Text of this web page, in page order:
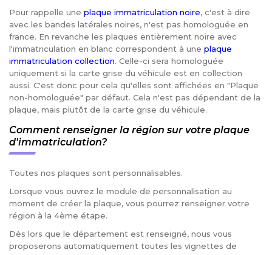
Pour rappelle une plaque immatriculation noire, c'est à dire
avec les bandes latérales noires, n'est pas homologuée en
france. En revanche les plaques entièrement noire avec
l'immatriculation en blanc correspondent à une plaque
immatriculation collection. Celle-ci sera homologuée
uniquement si la carte grise du véhicule est en collection
aussi. C'est donc pour cela qu'elles sont affichées en "Plaque
non-homologuée" par défaut. Cela n'est pas dépendant de la
plaque, mais plutôt de la carte grise du véhicule.
Comment renseigner la région sur votre plaque
d'immatriculation?
Toutes nos plaques sont personnalisables.
Lorsque vous ouvrez le module de personnalisation au
moment de créer la plaque, vous pourrez renseigner votre
région à la 4ème étape.
Dès lors que le département est renseigné, nous vous
proposerons automatiquement toutes les vignettes de